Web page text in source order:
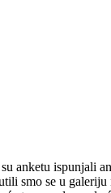
anketu ispunjali
smo se u